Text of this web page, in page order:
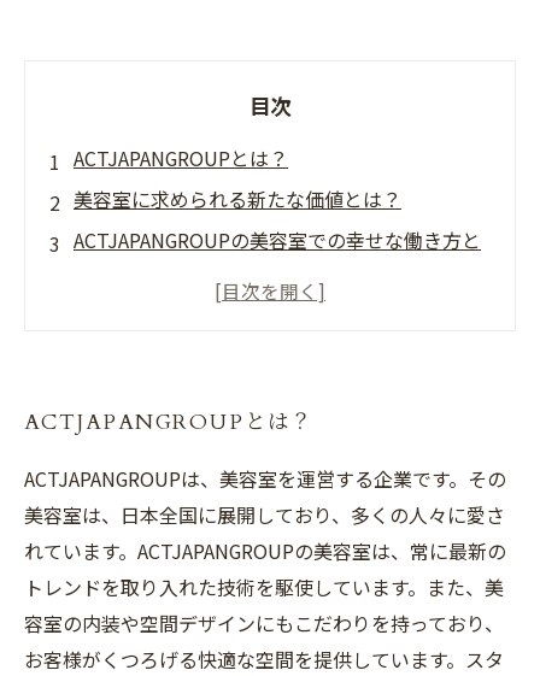
目次
ACTJAPANGROUPとは？
美容室に求められる新たな価値とは？
ACTJAPANGROUPの美容室での幸せな働き方と
ACTJAPANGROUPとは？
ACTJAPANGROUPは、美容室を運営する企業です。その
美容室は、日本全国に展開しており、多くの人々に愛さ
れています。ACTJAPANGROUPの美容室は、常に最新の
トレンドを取り入れた技術を駆使しています。また、美
容室の内装や空間デザインにもこだわりを持っており、
お客様がくつろげる快適な空間を提供しています。スタ